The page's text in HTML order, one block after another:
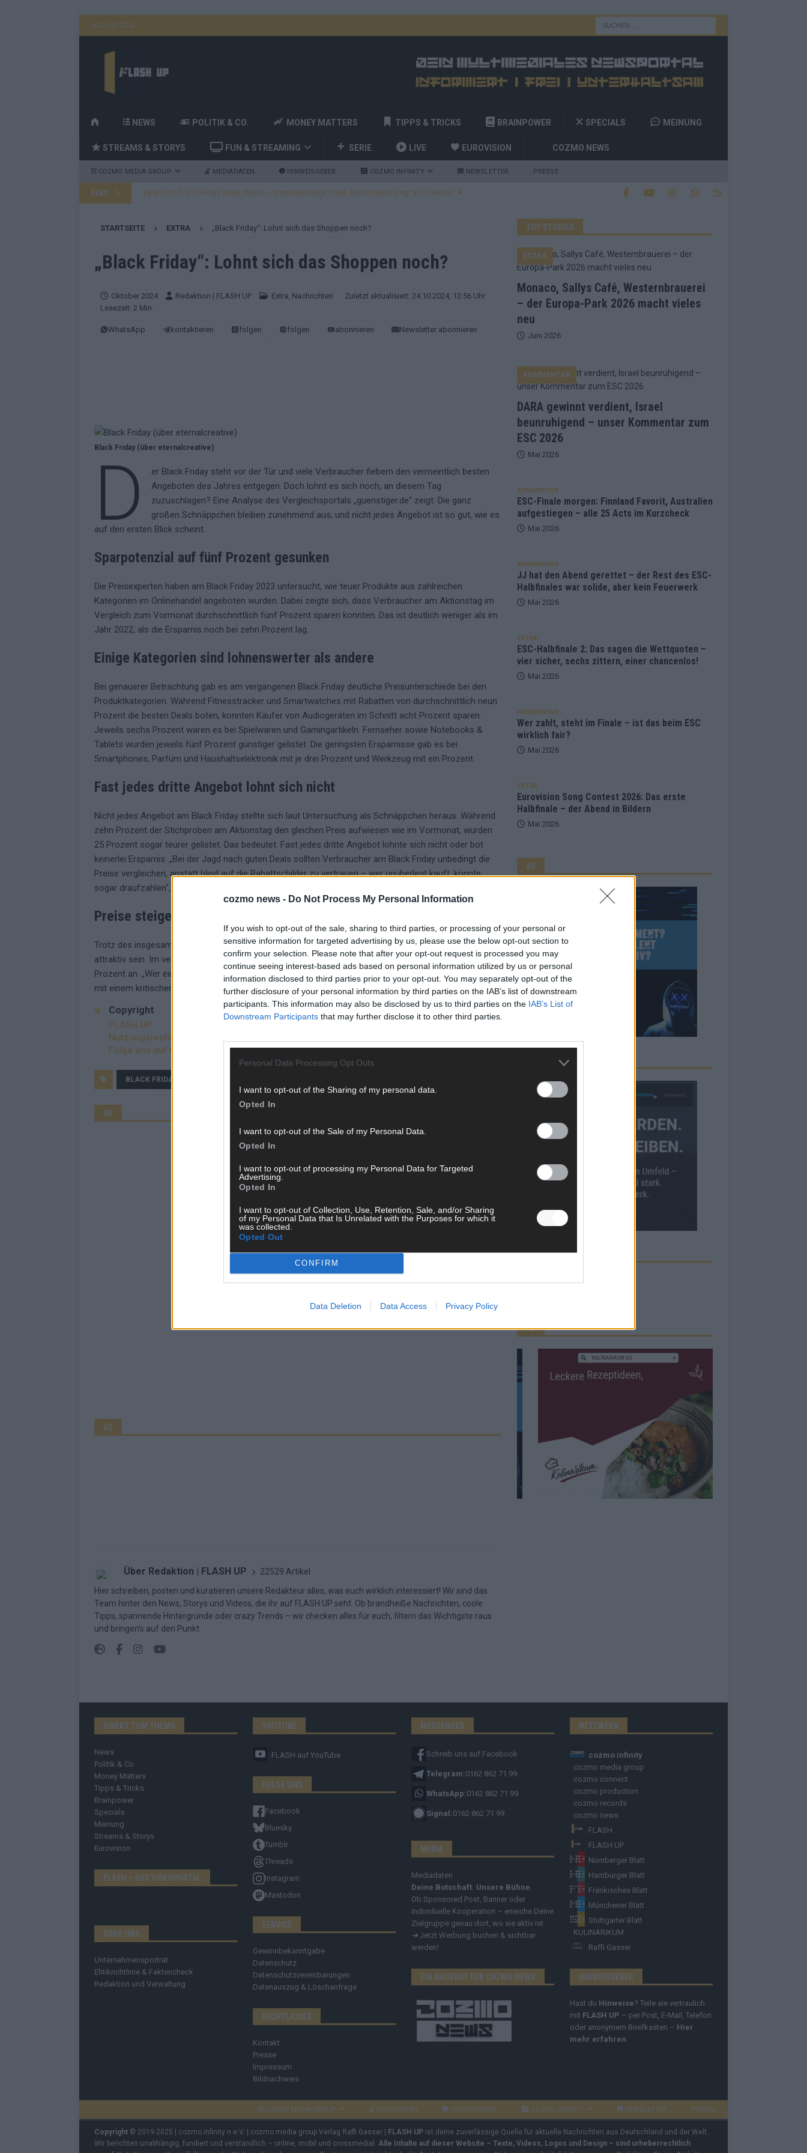
cozmo news - Do Not Process My Personal Information
If you wish to opt-out of the sale, sharing to third parties, or processing of your personal or
sensitive information for targeted advertising by us, please use the below opt-out section to
confirm your selection. Please note that after your opt-out request is processed you may
continue seeing interest-based ads based on personal information utilized by us or personal
information disclosed to third parties prior to your opt-out. You may separately opt-out of the
further disclosure of your personal information by third parties on the IAB’s list of downstream
participants. This information may also be disclosed by us to third parties on the IAB’s List of
Downstream Participants that may further disclose it to other third parties.
Personal Data Processing Opt Outs
I want to opt-out of the Sharing of my personal data.
Opted In
I want to opt-out of the Sale of my Personal Data.
Opted In
I want to opt-out of processing my Personal Data for Targeted
Advertising.
Opted In
I want to opt-out of Collection, Use, Retention, Sale, and/or Sharing
of my Personal Data that Is Unrelated with the Purposes for which it
was collected.
Opted Out
CONFIRM
Data Deletion Data Access Privacy Policy
AUGUST 2026
H
M
E
NEWS POLITIK & CO. MONEY MATTERS TIPPS & TRICKS BRAINPOWER SPECIALS MEINUNG
STREAMS & STORYS FUN & STREAMING SERIE LIVE EUROVISION COZMO NEWS
COZMO MEDIA GROUP MEDIADATEN HINWEISGEBER COZMO INFINITY NEWSLETTER PRESSE
FEED [ Mai 2026 ] ESC-Finale heute Abend – Startreihenfolge steht, Deutschland singt als Zweites!
[ Mai 2026 ] ESC-Finale morgen: Finnland Favorit, Australien aufgestiegen – alle 25 Acts im Kurzcheck
KOMMENTAR
„Douze Points“ – wie eine Zahl zur Ikone wurde: 70 Jahre ESC-Wertungsgeschichte!
EUROVISION
[ Mai 2026 ] JJ hat den Abend gerettet – der Rest des ESC-Halbfinales war solide, aber kein Feuerwerk
[ Mai 2026 ] DARA gewinnt verdient, Israel beunruhigend – unser Kommentar zum ESC 2026
DARA gewinnt den ESC – Bulgarien jubelt, Israel sorgt für Diskussionen, Deutschland geht
fast leer aus EUROVISION
[ Mai 2026 ] JJ, Lordi, Verka Serduchka und Billy Joel – das ESC-Finale wird eine Party EUROVISION
STARTSEITE EXTRA „Black Friday“: Lohnt sich das Shoppen noch?
„Black Friday“: Lohnt sich das Shoppen noch?
Oktober 2024 Redaktion | FLASH UP Extra Nachrichten · Zuletzt aktualisiert: 24.10.2024, 12:56 Uhr
·
Lesezeit: 2 Min.
WhatsApp kontaktieren folgen folgen abonnieren Newsletter abonnieren
Black Friday (über eternalcreative)
D
er Black Friday steht vor der Tür und viele Verbraucher fiebern den vermeintlich besten
Angeboten des Jahres entgegen. Doch lohnt es sich noch, an diesem Tag
zuzuschlagen? Eine Analyse des Vergleichsportals „guenstiger.de“ zeigt: Die ganz
großen Schnäppchen bleiben zunehmend aus, und nicht jedes Angebot ist so gut, wie es
auf den ersten Blick scheint.
Sparpotenzial auf fünf Prozent gesunken
Die Preisexperten haben am Black Friday 2023 untersucht, wie teuer Produkte aus zahlreichen
Kategorien im Onlinehandel angeboten wurden. Dabei zeigte sich, dass Verbraucher am Aktionstag im
Vergleich zum Vormonat durchschnittlich fünf Prozent sparen konnten. Das ist deutlich weniger als im
Jahr 2022, als die Ersparnis noch bei zehn Prozent lag.
Einige Kategorien sind lohnenswerter als andere
Bei genauerer Betrachtung gab es am vergangenen Black Friday deutliche Preisunterschiede bei den
Produktkategorien. Während Fitnesstracker und Smartwatches mit Rabatten von durchschnittlich neun
Prozent die besten Deals boten, konnten Käufer von Audiogeräten im Schnitt acht Prozent sparen.
Jeweils sechs Prozent waren es bei Spielwaren und Gamingartikeln. Fernseher sowie Notebooks &
Tablets wurden jeweils fünf Prozent günstiger gelistet. Die geringsten Ersparnisse gab es bei
Smartphones, Parfüm und Haushaltselektronik mit je drei Prozent und Werkzeug mit ein Prozent.
Fast jedes dritte Angebot lohnt sich nicht
Nicht jedes Angebot am Black Friday stellte sich laut Untersuchung als Schnäppchen heraus. Während
zehn Prozent der Stichproben am Aktionstag den gleichen Preis aufwiesen wie im Vormonat, wurden
25 Prozent sogar teurer gelistet. Das bedeutet: Fast jedes dritte Angebot lohnte sich nicht oder bot
keinerlei Ersparnis. „Bei der Jagd nach guten Deals sollten Verbraucher am Black Friday unbedingt die
Preise vergleichen, anstatt blind auf die Rabattschilder zu vertrauen – wer unüberlegt kauft, könnte
sogar draufzahlen“, meint Nicole Berg, Preisexpertin bei „guenstiger.de“.
Preise steigen nach dem Black Friday
Trotz des insgesamt schwindenden Sparpotenzials kann der Black Friday dennoch in einigen Fällen
attraktiv sein. Im vergangenen Jahr stiegen die Preise nach dem Black Friday im Schnitt um sechs
Prozent an. „Wer eine größere Anschaffung plant, kann vom Kauf am Aktionstag profitieren – aber nur
mit einem kritischen Blick auf die tatsächlichen Preisverläufe“, sagt Berg.
Copyright
FLASH UP
Nutzungsrechte erwerben?
Folge uns auf Google News
BLACK FRIDAY
AD
AD
Über Redaktion | FLASH UP 22529 Artikel
Hier schreiben, posten und kuratieren unsere Redakteur alles, was euch wirklich interessiert! Wir sind das
Team hinter den News, Storys und Videos, die ihr auf FLASH UP seht. Ob brandheiße Nachrichten, coole
Tipps, spannende Hintergründe oder crazy Trends – wir checken alles für euch, filtern das Wichtigste raus
und bringen’s auf den Punkt.
TOP STORIES
Monaco, Sallys Café, Westernbrauerei
– der Europa-Park 2026 macht vieles
neu
EXTRA
Juni 2026
DARA gewinnt verdient, Israel
beunruhigend – unser Kommentar zum
ESC 2026
KOMMENTAR
Mai 2026
KOMMENTAR
ESC-Finale morgen: Finnland Favorit, Australien
aufgestiegen – alle 25 Acts im Kurzcheck
Mai 2026
KOMMENTAR
JJ hat den Abend gerettet – der Rest des ESC-
Halbfinales war solide, aber kein Feuerwerk
Mai 2026
EXTRA
ESC-Halbfinale 2: Das sagen die Wettquoten –
vier sicher, sechs zittern, einer chancenlos!
Mai 2026
KOMMENTAR
Wer zahlt, steht im Finale – ist das beim ESC
wirklich fair?
Mai 2026
EXTRA
Eurovision Song Contest 2026: Das erste
Halbfinale – der Abend in Bildern
Mai 2026
AD
WERBE BEI UNS!
CHECK UNS AUF FACEBOOK
AD
DIREKT ZUM THEMA
News
Politik & Co
Money Matters
Tipps & Tricks
Brainpower
Specials
Meinung
Streams & Storys
Eurovision
FLASH – DAS VIDEOPORTAL
ÜBER UNS
Unternehmensporträt
Ehtikrichtlinie & Faktencheck
Redaktion und Verwaltung
YOUTUBE
FLASH auf YouTube
FOLGE UNS
Facebook
Bluesky
Tumblr
Threads
Instagram
Mastodon
SERVICE
Gewinnbekanntgabe
Datenschutz
Datenschutzvereinbarungen
Datenauszug & Löschanfrage
RECHTLICHES
Kontakt
Presse
Impressum
Bildnachweis
MESSENGER
Schreib uns auf Facebook
Telegram:0162 862 71 99
WhatsApp:0162 862 71 99
Signal:0162 862 71 99
MEDIA
Mediadaten
Deine Botschaft. Unsere Bühne.
Ob Sponsored Post, Banner oder
individuelle Kooperation – erreiche Deine
Zielgruppe genau dort, wo sie aktiv ist.
➔ Jetzt Werbung buchen & sichtbar
werden!
EIN ANGEBOT DER COZMO NEWS
NETZWERK
cozmo infinity
cozmo media group
cozmo connect
cozmo production
cozmo records
cozmo news
FLASH
FLASH UP
Nürnberger Blatt
Hamburger Blatt
Fränkisches Blatt
Münchener Blatt
Stuttgarter Blatt
KULINARIKUM.
Raffi Gasser
HINWEISGEBER
Hast du Hinweise? Teile sie vertraulich
mit FLASH UP – per Post, E-Mail, Telefon
oder anonymem Briefkasten – Hier
mehr erfahren.
COZMO MEDIA GROUP MEDIADATEN HINWEISGEBER COZMO INFINITY NEWSLETTER PRESSE
Copyright © 2019-2025 | cozmo infinity n.e.V. | cozmo media group Verlag Raffi Gasser | FLASH UP ist deine zuverlässige Quelle für aktuelle Nachrichten aus Deutschland und der Welt.
Wir berichten unabhängig, fundiert und verständlich – online, mobil und crossmedial. Alle Inhalte auf dieser Website – Texte, Videos, Logos und Design – sind urheberrechtlich